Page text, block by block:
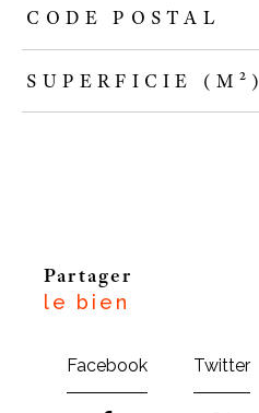
CODE POSTAL
SUPERFICIE (M²)
partager
le bien
Facebook Twitter